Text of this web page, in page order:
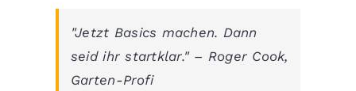
"Jetzt Basics machen. Dann
seid ihr startklar." – Roger Cook,
Garten-Profi